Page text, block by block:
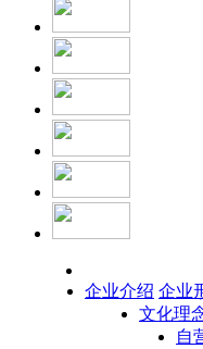
企业介绍 企业
文化理
自